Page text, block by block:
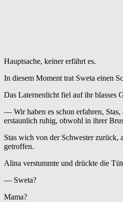
Hauptsache, keiner erfährt es.
In diesem Moment trat Sweta einen
Das Laternenlicht fiel auf ihr blasses
— Wir haben es schon erfahren,
erstaunlich ruhig, obwohl in ihrer
Stas wich von der Schwester zurück,
getroffen.
Alina verstummte und drückte die
— Sweta?
Mama?